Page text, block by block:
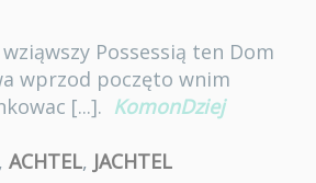
Possessią ten Dom
wprzod poczęto wnim
[...]. KomonDziej
, ACHTEL, JACHTEL